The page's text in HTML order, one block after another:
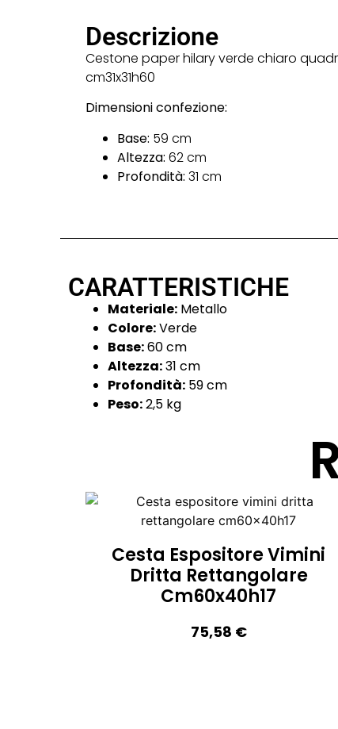
Descrizione
Cestone paper hilary verde chiaro
cm31x31h60
Dimensioni confezione:
Base: 59 cm
Altezza: 62 cm
Profondità: 31 cm
CARATTERISTICHE
Materiale: Metallo
Colore:Verde
Base:60 cm
Altezza:31 cm
Profondità: 59 cm
Peso:2,5 kg
Cesta Espositore Vimini
Dritta Rettangolare
Cm60x40h17
75,58 €